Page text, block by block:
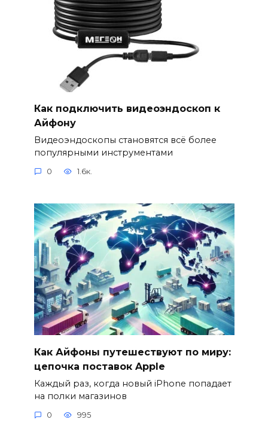
Как подключить видеоэндоскоп к
Айфону
Видеоэндоскопы становятся всё более
популярными инструментами
0 1.6к.
Как Айфоны путешествуют по миру:
цепочка поставок Apple
Каждый раз, когда новый iPhone попадает
на полки магазинов
0 995